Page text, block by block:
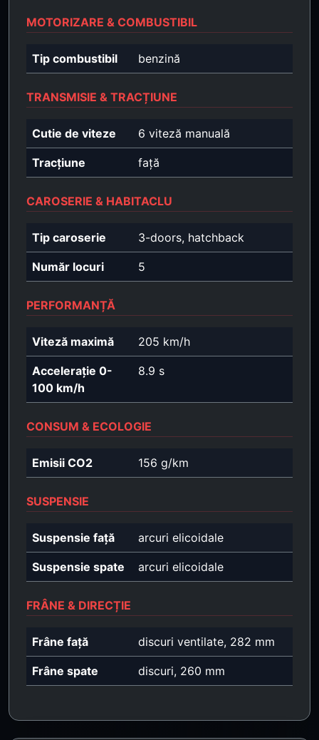
MOTORIZARE & COMBUSTIBIL
Tip combustibil benzină
TRANSMISIE & TRACȚIUNE
Cutie de viteze 6 viteză manuală
Tracțiune față
CAROSERIE & HABITACLU
Tip caroserie 3-doors, hatchback
Număr locuri 5
PERFORMANȚĂ
Viteză maximă 205 km/h
Accelerație 0-
100 km/h
8.9 s
CONSUM & ECOLOGIE
Emisii CO2 156 g/km
SUSPENSIE
Suspensie față arcuri elicoidale
Suspensie spate arcuri elicoidale
FRÂNE & DIRECȚIE
Frâne față discuri ventilate, 282 mm
Frâne spate discuri, 260 mm